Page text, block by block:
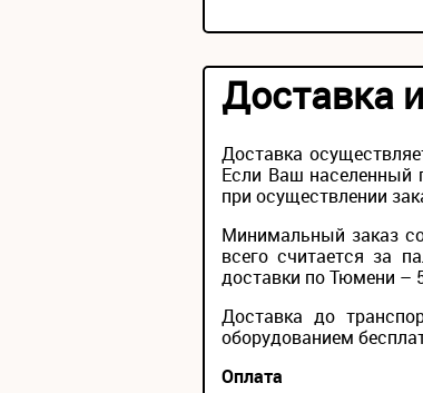
Доставка
Доставка
Если Ваш населенный
при осуществлении
Минимальный заказ
всего считается за
доставки по Тюмени –
Доставка до
оборудованием
Оплата